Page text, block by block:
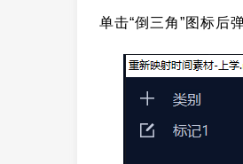
单击“倒三角”图标后